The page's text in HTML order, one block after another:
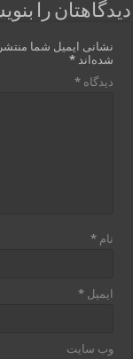
دیدگاهتان را
نشانی ایمیل شما
شده‌اند*
دیدگاه*
نام*
ایمیل*
وب‌ سایت